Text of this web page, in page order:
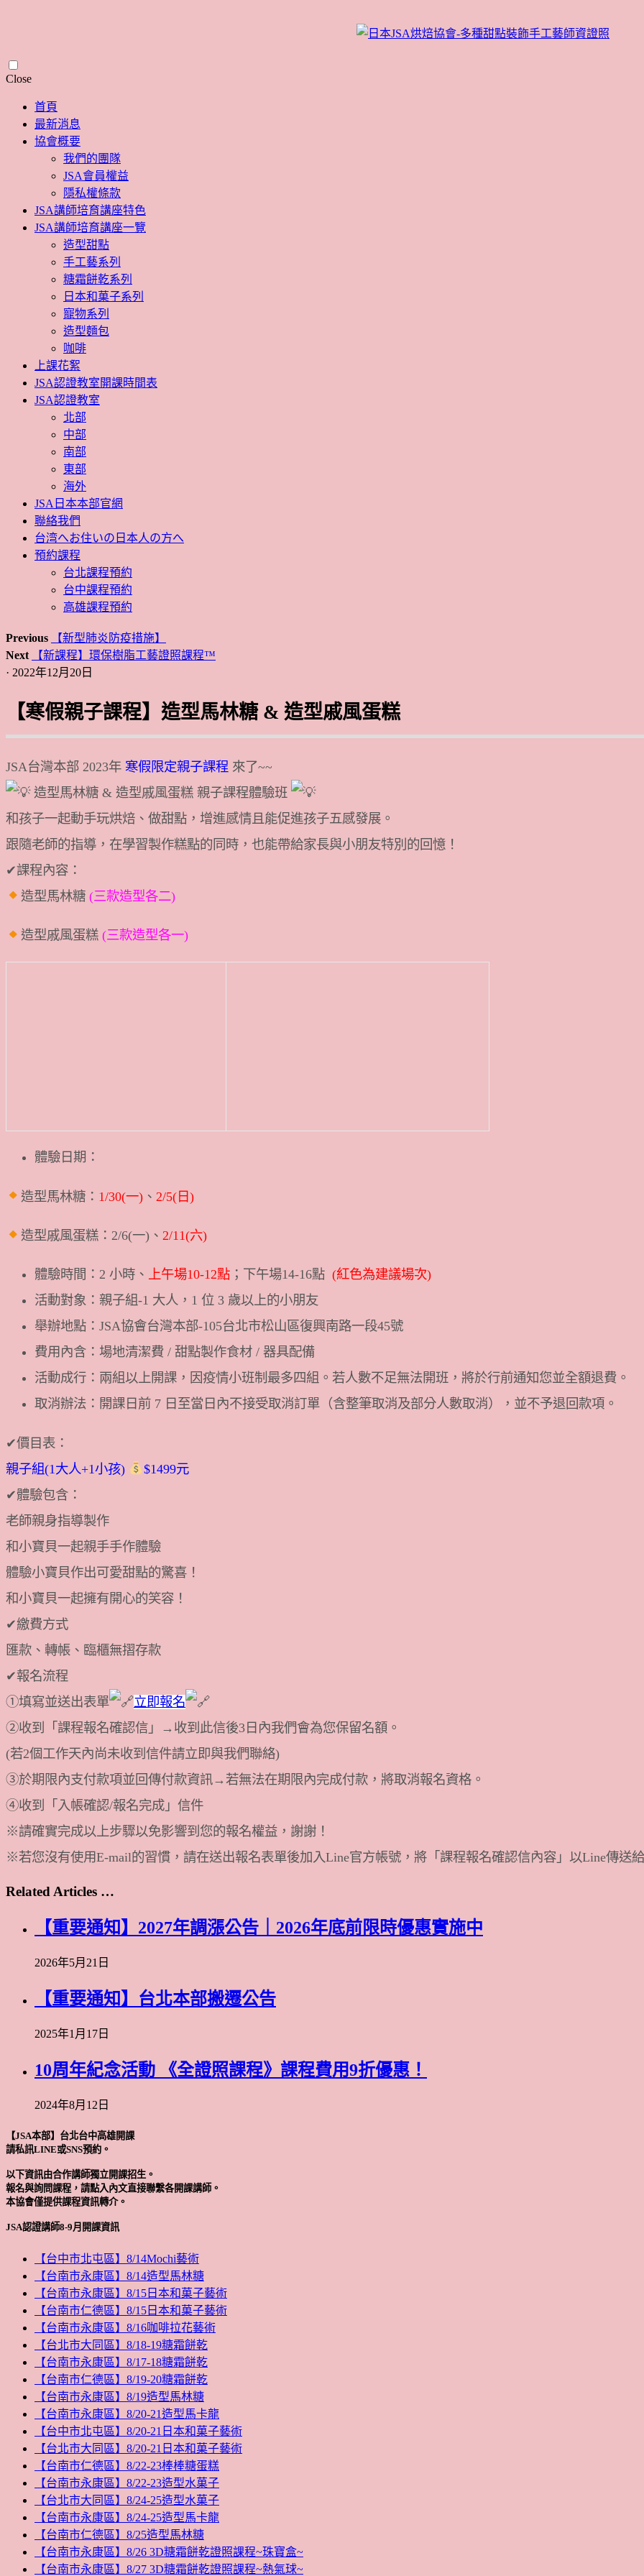
CloseSkip
content
首頁
最新消息
協會概要
我們的團隊
JSA會員權益
隱私權條款
JSA講師培育講座特色
JSA講師培育講座一覽
造型甜點
手工藝系列
糖霜餅乾系列
日本和菓子系列
寵物系列
造型麵包
咖啡
上課花絮
JSA認證教室開課時間表
JSA認證教室
北部
中部
南部
東部
海外
JSA日本本部官網
聯絡我們
台湾へお住いの日本人の方へ
預約課程
台北課程預約
台中課程預約
高雄課程預約
Previous
【新型肺炎防疫措施】
Next
【新課程】環保樹脂工藝證照課程™
· 2022年12月20日
【寒假親子課程】造型馬林糖 & 造型戚風蛋糕
JSA台灣本部 2023年 寒假限定親子課程 來了~~
造型馬林糖 & 造型戚風蛋糕 親子課程體驗班
和孩子一起動手玩烘焙、做甜點，增進感情且能促進孩子五感發展。
跟隨老師的指導，在學習製作糕點的同時，也能帶給家長與小朋友特別的回憶！
✔課程內容：
造型馬林糖(三款造型各二)
造型戚風蛋糕(三款造型各一)
體驗日期：
造型馬林糖： 1/30(一) 、 2/5(日)
造型戚風蛋糕：2/6(一)、 2/11(六)
體驗時間：2 小時、 上午場10-12點 ；下午場14-16點 (紅色為建議場次)
活動對象：親子組-1 大人，1 位 3 歲以上的小朋友
舉辦地點：JSA協會台灣本部-105台北市松山區復興南路一段45號
費用內含：場地清潔費 / 甜點製作食材 / 器具配備
活動成行：兩組以上開課，因疫情小班制最多四組。若人數不足無法開班，將於行前通知您並全額退費。
取消辦法：開課日前 7 日至當日內不接受取消訂單（含整筆取消及部分人數取消），並不予退回款項。
✔價目表：
親子組(1大人+1小孩)
$1499元
✔體驗包含：
老師親身指導製作
和小寶貝一起親手手作體驗
體驗小寶貝作出可愛甜點的驚喜！
和小寶貝一起擁有開心的笑容！
✔繳費方式
匯款、轉帳、臨櫃無摺存款
✔報名流程
①填寫並送出表單
立即報名
②收到「課程報名確認信」→收到此信後3日內我們會為您保留名額。
(若2個工作天內尚未收到信件請立即與我們聯絡)
③於期限內支付款項並回傳付款資訊→若無法在期限內完成付款，將取消報名資格。
④收到「入帳確認/報名完成」信件
※請確實完成以上步驟以免影響到您的報名權益，謝謝！
※若您沒有使用E-mail的習慣，請在送出報名表單後加入Line官方帳號，將「課程報名確認信內容」以Line傳送
Related Articles …
【重要通知】2027年調漲公告｜2026年底前限時優惠實施中
2026年5月21日
【重要通知】台北本部搬遷公告
2025年1月17日
10周年紀念活動 《全證照課程》課程費用9折優惠！
2024年8月12日
【JSA本部】台北台中高雄開課
請私訊LINE或SNS預約。
以下資訊由合作講師獨立開課招生。
報名與詢問課程，請點入內文直接聯繫各開課講師。
本協會僅提供課程資訊轉介。
JSA認證講師8-9月開課資訊
【台中市北屯區】8/14Mochi藝術
【台南市永康區】8/14造型馬林糖
【台南市永康區】8/15日本和菓子藝術
【台南市仁德區】8/15日本和菓子藝術
【台南市永康區】8/16咖啡拉花藝術
【台北市大同區】8/18-19糖霜餅乾
【台南市永康區】8/17-18糖霜餅乾
【台南市仁德區】8/19-20糖霜餅乾
【台南市永康區】8/19造型馬林糖
【台南市永康區】8/20-21造型馬卡龍
【台中市北屯區】8/20-21日本和菓子藝術
【台北市大同區】8/20-21日本和菓子藝術
【台南市仁德區】8/22-23棒棒糖蛋糕
【台南市永康區】8/22-23造型水菓子
【台北市大同區】8/24-25造型水菓子
【台南市永康區】8/24-25造型馬卡龍
【台南市仁德區】8/25造型馬林糖
【台南市永康區】8/26 3D糖霜餅乾證照課程~珠寶盒~
【台南市永康區】8/27 3D糖霜餅乾證照課程~熱氣球~